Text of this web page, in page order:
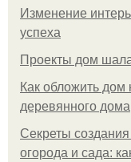
Изменение
успеха
Проекты дом
Как обложить
деревянного
Секреты
огорода и сада: